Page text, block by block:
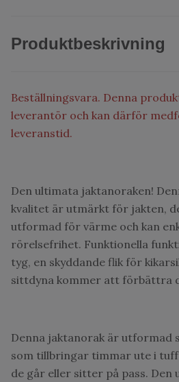
Produktbeskrivning
Beställningsvara. Denna
leverantör och kan därför
leveranstid.
Den ultimata jaktanoraken!
kvalitet är utmärkt för jakten,
utformad för värme och kan
rörelsefrihet. Funktionella
tyg, en skyddande flik för
sittdyna kommer att förbättra
Denna jaktanorak är utformad
som tillbringar timmar ute i
de går eller sitter på pass.